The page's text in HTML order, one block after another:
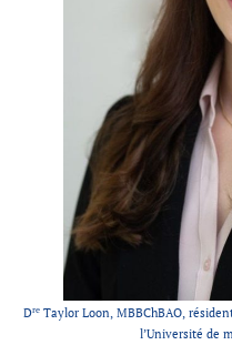
Dre Taylor Loon, MBBChBAO,
l’Université de